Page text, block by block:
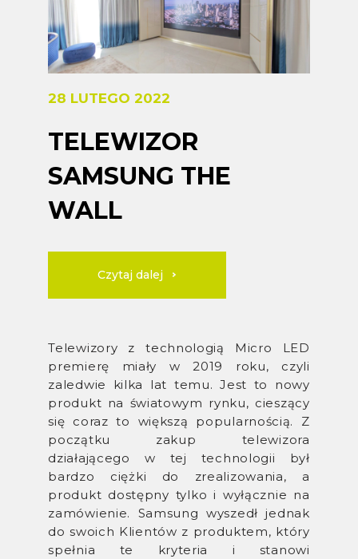
28 LUTEGO 2022
TELEWIZOR
SAMSUNG THE
WALL
Czytaj dalej
Telewizory z technologią Micro LED
premierę miały w 2019 roku, czyli
zaledwie kilka lat temu. Jest to nowy
produkt na światowym rynku, cieszący
się coraz to większą popularnością. Z
początku zakup telewizora
działającego w tej technologii był
bardzo ciężki do zrealizowania, a
produkt dostępny tylko i wyłącznie na
zamówienie. Samsung wyszedł jednak
do swoich Klientów z produktem, który
spełnia te kryteria i stanowi